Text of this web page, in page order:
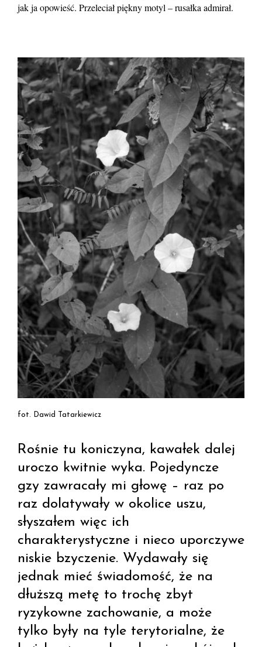
jak ja opowieść. Przeleciał piękny motyl – rusałka admirał.
fot. Dawid Tatarkiewicz
Rośnie tu koniczyna, kawałek dalej
uroczo kwitnie wyka. Pojedyncze
gzy zawracały mi głowę – raz po
raz dolatywały w okolice uszu,
słyszałem więc ich
charakterystyczne i nieco uporczywe
niskie bzyczenie. Wydawały się
jednak mieć świadomość, że na
dłuższą metę to trochę zbyt
ryzykowne zachowanie, a może
tylko były na tyle terytorialne, że